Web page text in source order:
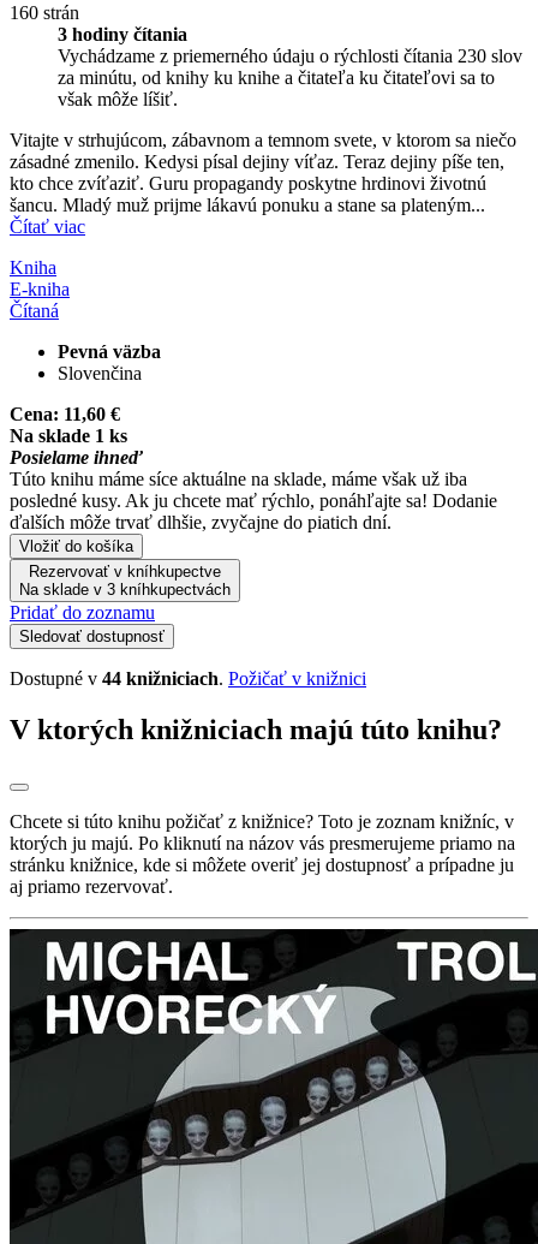
160 strán
3 hodiny čítania
Vychádzame z priemerného údaju o rýchlosti čítania 230 slov
za minútu, od knihy ku knihe a čitateľa ku čitateľovi sa to
však môže líšiť.
Vitajte v strhujúcom, zábavnom a temnom svete, v ktorom sa niečo
zásadné zmenilo. Kedysi písal dejiny víťaz. Teraz dejiny píše ten,
kto chce zvíťaziť. Guru propagandy poskytne hrdinovi životnú
šancu. Mladý muž prijme lákavú ponuku a stane sa plateným...
Čítať viac
Kniha
E-kniha
Čítaná
Pevná väzba
Slovenčina
Cena: 11,60 €
Na sklade 1 ks
Posielame ihneď
Túto knihu máme síce aktuálne na sklade, máme však už iba
posledné kusy. Ak ju chcete mať rýchlo, ponáhľajte sa! Dodanie
ďalších môže trvať dlhšie, zvyčajne do piatich dní.
Vložiť do košíka
Rezervovať v kníhkupectve
Na sklade v 3 kníhkupectvách
Pridať do zoznamu
Sledovať dostupnosť
Dostupné v 44 knižniciach. Požičať v knižnici
V ktorých knižniciach majú túto knihu?
Chcete si túto knihu požičať z knižnice? Toto je zoznam knižníc, v
ktorých ju majú. Po kliknutí na názov vás presmerujeme priamo na
stránku knižnice, kde si môžete overiť jej dostupnosť a prípadne ju
aj priamo rezervovať.